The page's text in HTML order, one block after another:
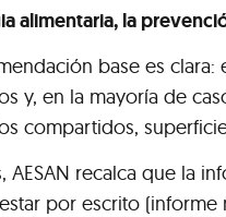
alimentaria, la
base es
y, en la mayoría de
compartidos,
AESAN recalca que la
por escrito (informe